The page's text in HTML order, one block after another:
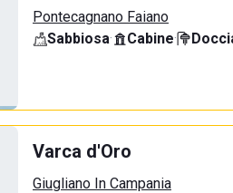
Pontecagnano Faiano
Sabbiosa· Cabine·
Varca d'Oro
Giugliano In Campania